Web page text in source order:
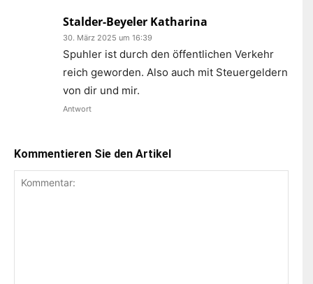
Stalder-Beyeler Katharina
30. März 2025 um 16:39
Spuhler ist durch den öffentlichen Verkehr
reich geworden. Also auch mit Steuergeldern
von dir und mir.
Antwort
Kommentieren Sie den Artikel